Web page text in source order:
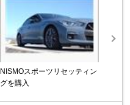
NISMOスポーツリセッティン
グを購入